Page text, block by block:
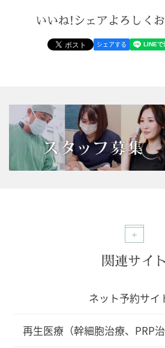
いいね!シェアよろしくお
シェアする
関連サイト
ネット予約サイ
再生医療（幹細胞治療、PRP